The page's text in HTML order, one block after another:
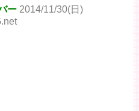
ー 2014/11/30(日)